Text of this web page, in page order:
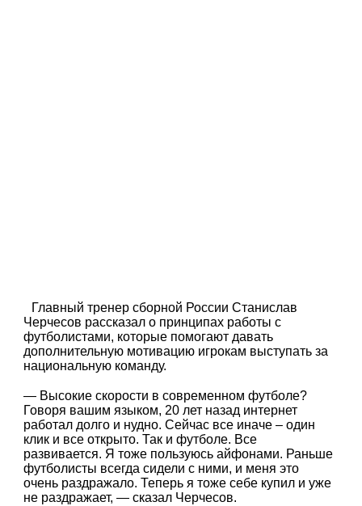
Главный тренер сборной России Станислав
Черчесов рассказал о принципах работы с
футболистами, которые помогают давать
дополнительную мотивацию игрокам выступать за
национальную команду.
— Высокие скорости в современном футболе?
Говоря вашим языком, 20 лет назад интернет
работал долго и нудно. Сейчас все иначе – один
клик и все открыто. Так и футболе. Все
развивается. Я тоже пользуюсь айфонами. Раньше
футболисты всегда сидели с ними, и меня это
очень раздражало. Теперь я тоже себе купил и уже
не раздражает, — сказал Черчесов.